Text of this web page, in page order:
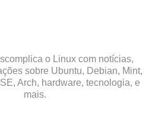
o Linux com notícias,
sobre Ubuntu, Debian, Mint,
Arch, hardware, tecnologia, e
mais.